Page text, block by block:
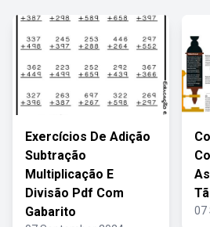
Exercícios De Adição
Subtração
Multiplicação E
Divisão Pdf Com
Gabarito
07